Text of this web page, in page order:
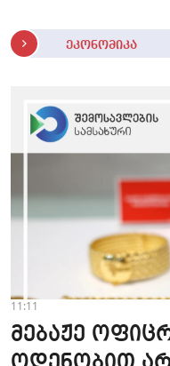
ეკონომიკა
11:11
მებაჟე